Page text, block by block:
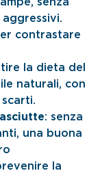
contrastare
la dieta del
naturali, con
: senza
una buona
la